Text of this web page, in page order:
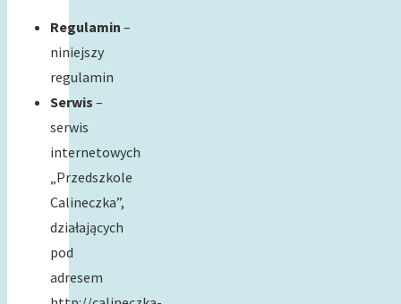
Regulamin –
niniejszy
regulamin
Serwis –
serwis
internetowych
„Przedszkole
Calineczka”,
działających
pod
adresem